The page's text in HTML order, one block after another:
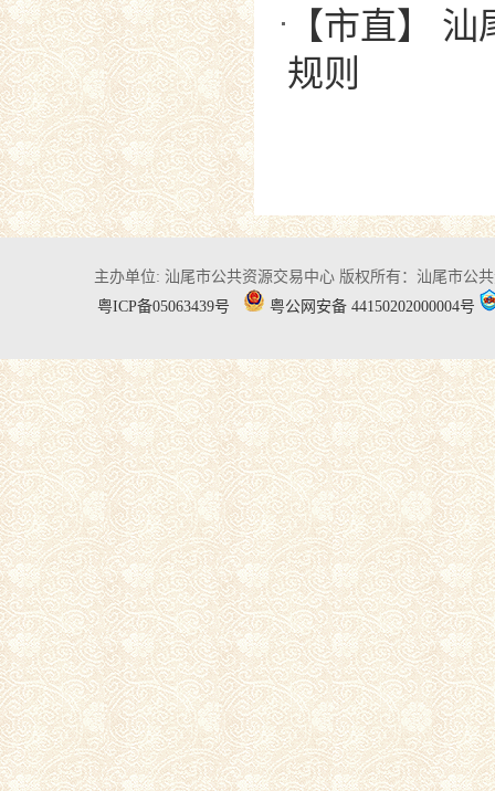
【市直】
规则
主办单位: 汕尾市公共资源交易中心 版权所有：汕尾市公
粤ICP备05063439号
粤公网安备 44150202000004号